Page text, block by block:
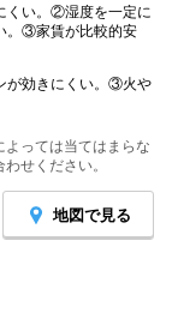
くい。②湿度を一定に
。③家賃が比較的安
が効きにくい。③火や
っては当てはまらな
せください。
地図で見る